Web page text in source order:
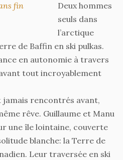
Deux hommes
seuls dans
l’arctique
de Baffin en ski pulkas.
en autonomie à travers
tout incroyablement
jamais rencontrés avant,
rêve. Guillaume et Manu
une île lointaine, couverte
blanche: la Terre de
Leur traversée en ski